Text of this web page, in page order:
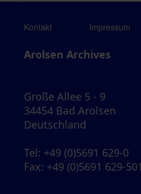
Kontakt Impressum
Arolsen Archives
Große Allee 5 - 9
34454 Bad Arolsen
Deutschland
Tel: +49 (0)5691 629-0
Fax: +49 (0)5691 629-